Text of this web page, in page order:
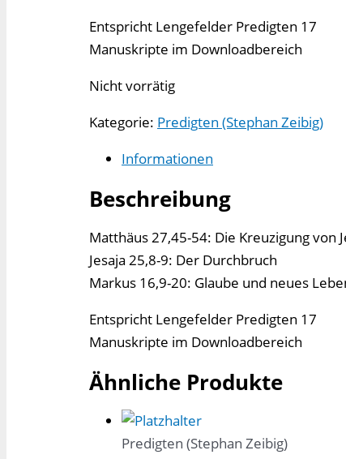
Entspricht Lengefelder Predigten 17
Manuskripte im Downloadbereich
Nicht vorrätig
Kategorie: Predigten (Stephan Zeibig)
Informationen
Beschreibung
Matthäus 27,45-54: Die Kreuzigung von
Jesaja 25,8-9: Der Durchbruch
Markus 16,9-20: Glaube und neues
Entspricht Lengefelder Predigten 17
Manuskripte im Downloadbereich
Ähnliche Produkte
Predigten (Stephan Zeibig)